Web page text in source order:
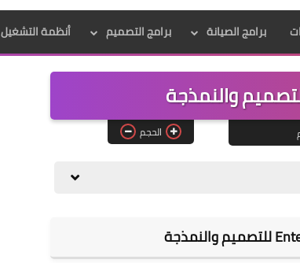
برامج الصيانة برامج التصميم أنظمة التشغيل
الحجم